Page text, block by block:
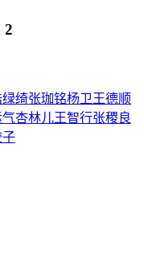
2
绿绮张珈铭杨卫 王德顺
杏林儿王智行张稷 良
子